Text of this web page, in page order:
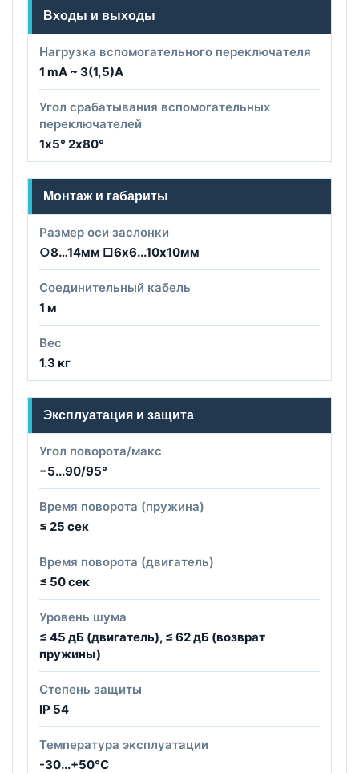
Входы и выходы
Нагрузка вспомогательного переключателя
1 mA ~ 3(1,5)A
Угол срабатывания вспомогательных
переключателей
1х5° 2х80°
Монтаж и габариты
Размер оси заслонки
○8…14мм □6х6...10х10мм
Соединительный кабель
1 м
Вес
1.3 кг
Эксплуатация и защита
Угол поворота/макс
−5...90/95°
Время поворота (пружина)
≤ 25 сек
Время поворота (двигатель)
≤ 50 сек
Уровень шума
≤ 45 дБ (двигатель), ≤ 62 дБ (возврат
пружины)
Степень защиты
IP 54
Температура эксплуатации
-30...+50°С